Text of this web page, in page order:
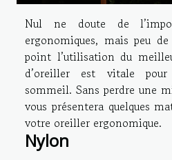
Nul ne doute de
ergonomiques, mais peu
point l’utilisation du
d’oreiller est vitale
sommeil. Sans perdre une
vous présentera quelques
votre oreiller ergonomique.
Nylon